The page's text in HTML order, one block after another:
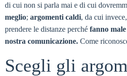
di cui non si parla mai e di cui
meglio; argomenti caldi, da cui
prendere le distanze perché fanno
nostra comunicazione. Come
Scegli gli